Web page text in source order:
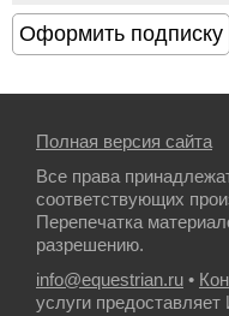
Полная версия сайта
Все права
соответствующих
Перепечатка
разрешению.
info@equestrian.ru •
услуги